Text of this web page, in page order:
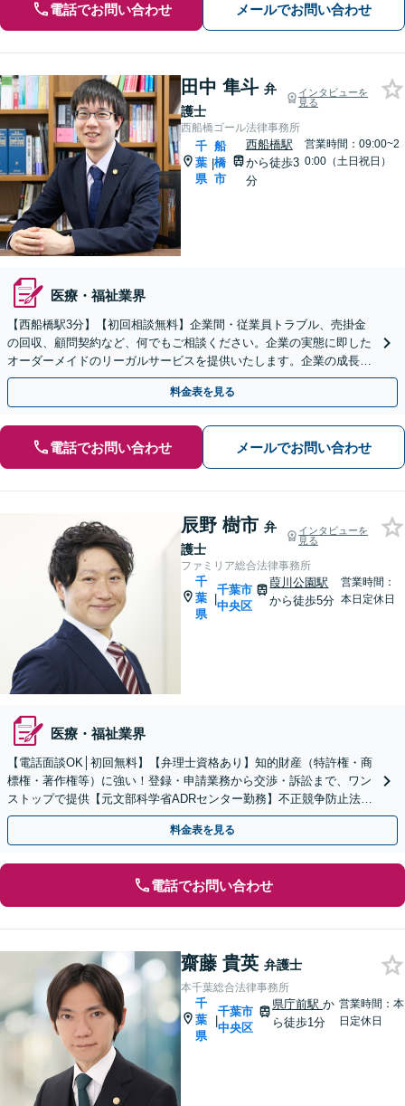
電話でお問い合わせ メールでお問い合わせ
田中 隼斗 弁
護士
インタビューを
見る
西船橋ゴール法律事務所
千
葉
県
|
船
橋
市
西船橋駅
から徒歩3
分
営業時間：09:00~2
0:00（土日祝日）
医療・福祉業界
【西船橋駅3分】【初回相談無料】企業間・従業員トラブル、売掛金
の回収、顧問契約など、何でもご相談ください。企業の実態に即した
オーダーメイドのリーガルサービスを提供いたします。企業の成長を
後押しできるように、精一杯サポートいたします。
料金表を見る
電話でお問い合わせ メールでお問い合わせ
辰野 樹市 弁
護士
インタビューを
見る
ファミリア総合法律事務所
千
葉
県
|
千葉市
中央区
葭川公園駅
から徒歩5分
営業時間：
本日定休日
医療・福祉業界
【電話面談OK│初回無料】【弁理士資格あり】知的財産（特許権・商
標権・著作権等）に強い！登録・申請業務から交渉・訴訟まで、ワン
ストップで提供【元文部科学省ADRセンター勤務】不正競争防止法の
ご相談にも対応します。【顧問契約可】
料金表を見る
電話でお問い合わせ
齋藤 貴英 弁護士
本千葉総合法律事務所
千
葉
県
|
千葉市
中央区
県庁前駅か
ら徒歩1分
営業時間：本
日定休日